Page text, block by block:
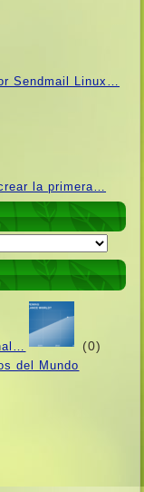
Sendmail Linux…
la primera…
(0)
​​del Mundo